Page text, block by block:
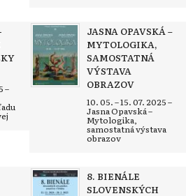
–
JASNA OPAVSKÁ –
MYTOLOGIKA,
SAMOSTATNÁ
VÝSTAVA
OBRAZOV
10. 05. – 15. 07. 2025 –
Jasna Opavská –
Mytologika,
samostatná výstava
obrazov
8. BIENÁLE
SLOVENSKÝCH